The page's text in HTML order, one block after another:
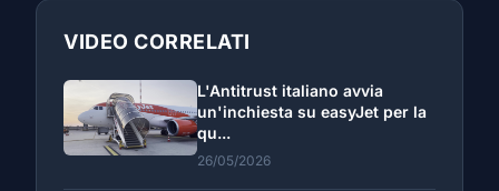
VIDEO CORRELATI
L'Antitrust italiano avvia
un'inchiesta su easyJet per la
qu...
26/05/2026